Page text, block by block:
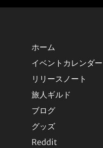
ホーム
イベントカレンダー
リリースノート
旅人ギルド
ブログ
グッズ
Reddit